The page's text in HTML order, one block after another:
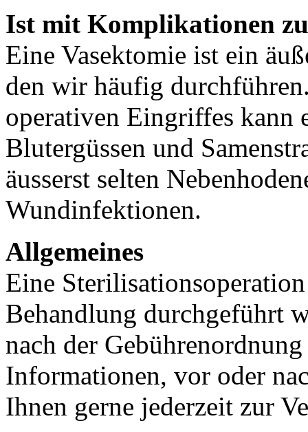
Ist mit Komplikationen
Eine Vasektomie ist ein
den wir häufig
operativen Eingriffes kann
Blutergüssen und
äusserst selten
Wundinfektionen.
Allgemeines
Eine
Behandlung durchgeführt
nach der
Informationen, vor oder
Ihnen gerne jederzeit zur